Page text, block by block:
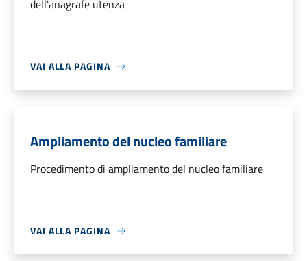
dell'anagrafe utenza
VAI ALLA PAGINA
Ampliamento del nucleo familiare
Procedimento di ampliamento del nucleo familiare
VAI ALLA PAGINA